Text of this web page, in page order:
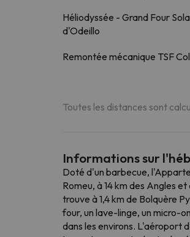
Héliodyssée - Grand Four
d'Odeillo
Remontée mécanique TSF
Toutes les distances sont
Informations sur
Doté d'un barbecue,
Romeu, à 14 km des Angles
trouve à 1,4 km de Bolquère
four, un lave-linge, un micro-
dans les environs. L'aéroport